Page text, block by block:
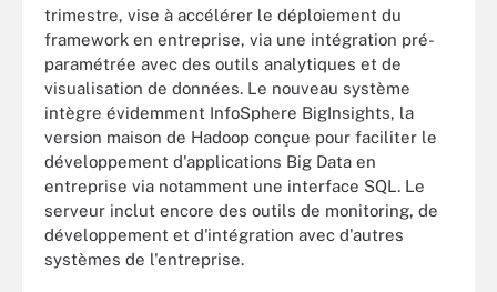
trimestre, vise à accélérer le déploiement du
framework en entreprise, via une intégration pré-
paramétrée avec des outils analytiques et de
visualisation de données. Le nouveau système
intègre évidemment InfoSphere BigInsights, la
version maison de Hadoop conçue pour faciliter le
développement d'applications Big Data en
entreprise via notamment une interface SQL. Le
serveur inclut encore des outils de monitoring, de
développement et d'intégration avec d'autres
systèmes de l'entreprise.